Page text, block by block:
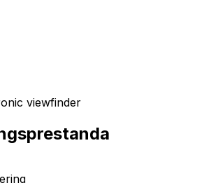
viewfinder